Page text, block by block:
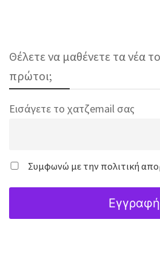
Θέλετε να μαθένετε τα νέα
πρώτοι;
Εισάγετε το χατζemail σας
Συμφωνώ με την πολιτική